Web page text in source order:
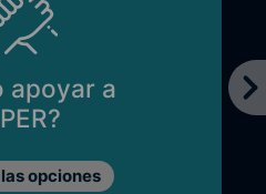
apoyar a
opciones